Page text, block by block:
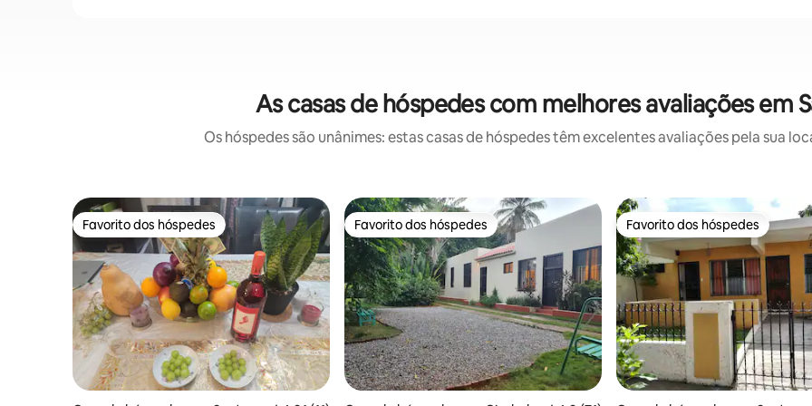
As casas de hóspedes com melhores avaliações em
Os hóspedes são unânimes: estas casas de hóspedes têm excelentes avaliações pela sua
Favorito dos hóspedes
Favorito dos hóspedes Favorito dos hóspedes
Favorito dos hóspedes Favorito dos hóspedes
Favorito dos hóspedes